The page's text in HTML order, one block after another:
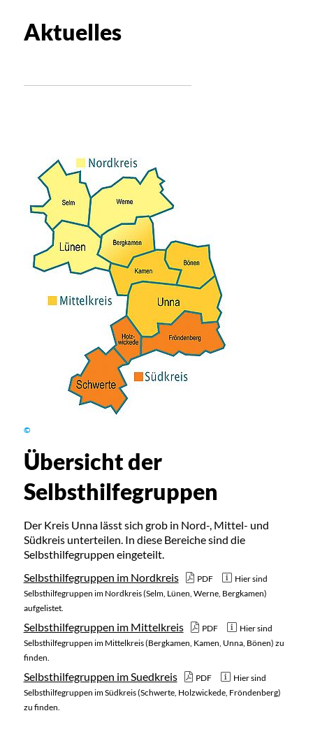
Aktuelles
©
Übersicht der
Selbsthilfegruppen
Der Kreis Unna lässt sich grob in Nord-, Mittel- und
Südkreis unterteilen. In diese Bereiche sind die
Selbsthilfegruppen eingeteilt.
Selbsthilfegruppen im Nordkreis
PDF
Hier sind
Selbsthilfegruppen im Nordkreis (Selm, Lünen, Werne, Bergkamen)
aufgelistet.
Selbsthilfegruppen im Mittelkreis PDF
Hier sind
Selbsthilfegruppen im Mittelkreis (Bergkamen, Kamen, Unna, Bönen) zu
finden.
Selbsthilfegruppen im Suedkreis PDF
Hier sind
Selbsthilfegruppen im Südkreis (Schwerte, Holzwickede, Fröndenberg)
zu finden.